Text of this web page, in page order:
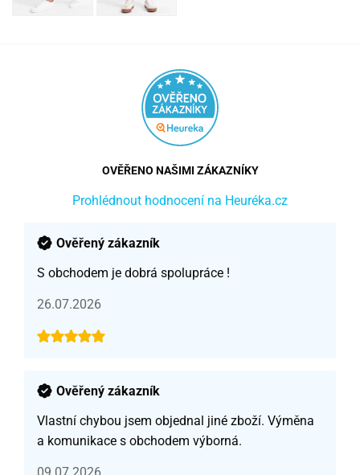
OVĚŘENO NAŠIMI ZÁKAZNÍKY
Prohlédnout hodnocení na Heuréka.cz
Ověřený zákazník
S obchodem je dobrá spolupráce !
26.07.2026
Ověřený zákazník
Vlastní chybou jsem objednal jiné zboží. Výměna
a komunikace s obchodem výborná.